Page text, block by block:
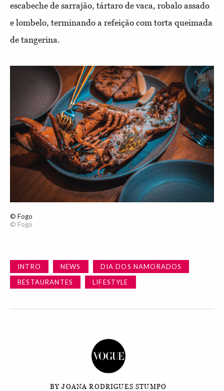
escabeche de sarrajão, tártaro de vaca, robalo assado
e lombelo, terminando a refeição com torta queimada
de tangerina.
© Fogo
© Fogo
INTRO NEWS
DIA DOS NAMORADOS
RESTAURANTES
LIFESTYLE
BY JOANA RODRIGUES STUMPO